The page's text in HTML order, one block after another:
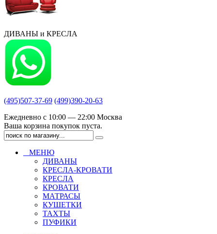
ДИВАНЫ и КРЕСЛА
(495)507-37-69 (499)390-20-63
Ежедневно с 10:00 — 22:00 Москва
Ваша корзина покупок пуста.
МЕНЮ
ДИВАНЫ
КРЕСЛА-КРОВАТИ
КРЕСЛА
КРОВАТИ
МАТРАСЫ
КУШЕТКИ
ТАХТЫ
ПУФИКИ